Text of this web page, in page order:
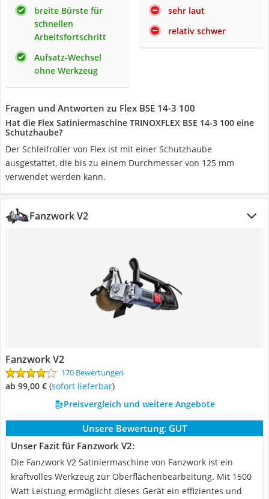
breite Bürste für
schnellen
Arbeitsfortschritt
Aufsatz-Wechsel
ohne Werkzeug
sehr laut
relativ schwer
Fragen und Antworten zu Flex BSE 14-3 100
Hat die Flex Satiniermaschine TRINOXFLEX BSE 14-3 100 eine
Schutzhaube?
Der Schleifroller von Flex ist mit einer Schutzhaube
ausgestattet, die bis zu einem Durchmesser von 125 mm
verwendet werden kann.
Fanzwork V2
Fanzwork V2
170 Bewertungen
ab 99,00 € ( Sofort lieferbar)
Preisvergleich und weitere Angebote
Unsere Bewertung: GUT
Unser Fazit für Fanzwork V2:
Die Fanzwork V2 Satiniermaschine von Fanzwork ist ein
kraftvolles Werkzeug zur Oberflächenbearbeitung. Mit 1500
Watt Leistung ermöglicht dieses Gerät ein effizientes und